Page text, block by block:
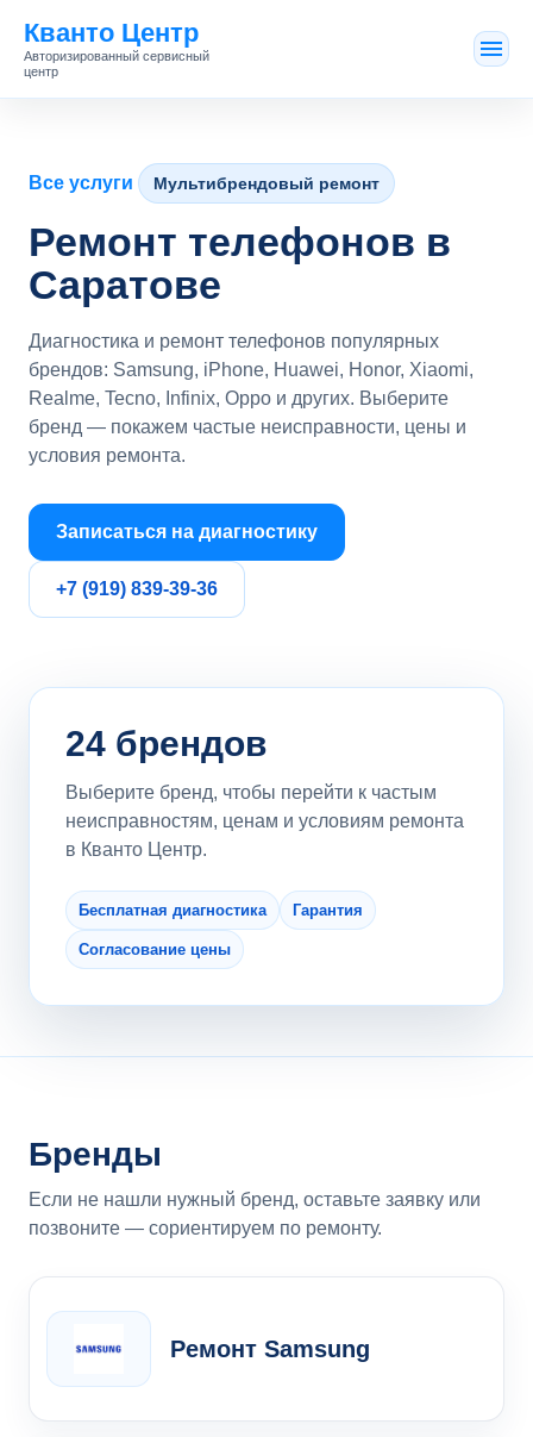
Кванто Центр
Авторизированный сервисный
центр
Все услуги Мультибрендовый ремонт
Ремонт телефонов в
Саратове
Диагностика и ремонт телефонов популярных
брендов: Samsung, iPhone, Huawei, Honor, Xiaomi,
Realme, Tecno, Infinix, Oppo и других. Выберите
бренд — покажем частые неисправности, цены и
условия ремонта.
Записаться на диагностику
+7 (919) 839-39-36
24 брендов
Выберите бренд, чтобы перейти к частым
неисправностям, ценам и условиям ремонта
в Кванто Центр.
Бесплатная диагностика Гарантия
Согласование цены
Бренды
Если не нашли нужный бренд, оставьте заявку или
позвоните — сориентируем по ремонту.
Ремонт Samsung